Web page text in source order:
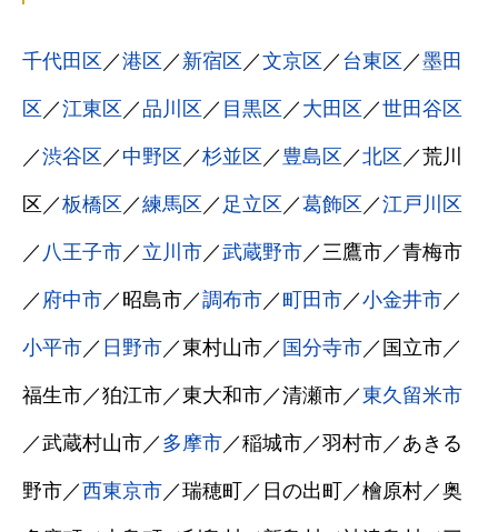
千代田区 ／港区 ／ 新宿区 ／文京区 ／ 台東区 ／墨田
区 ／江東区 ／ 品川区 ／ 目黒区 ／ 大田区 ／世田谷区
／渋谷区 ／ 中野区 ／杉並区 ／ 豊島区 ／北区 ／荒川
区／板橋区 ／練馬区 ／ 足立区 ／葛飾区 ／江戸川区
／ 八王子市／ 立川市／武蔵野市／三鷹市／青梅市
／ 府中市／昭島市／調布市／ 町田市／小金井市／
小平市／ 日野市／東村山市／ 国分寺市／国立市／
福生市／狛江市／東大和市／清瀬市／東久留米市
／武蔵村山市／ 多摩市／稲城市／羽村市／あきる
野市／西東京市／瑞穂町／日の出町／檜原村／奥